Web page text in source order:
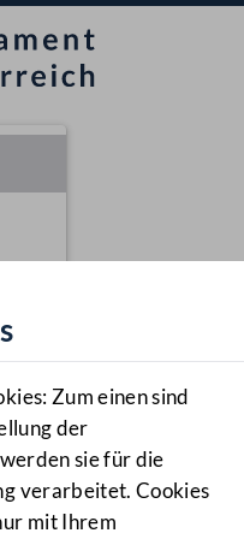
Zum einen sind
der
sie für die
verarbeitet. Cookies
mit Ihrem